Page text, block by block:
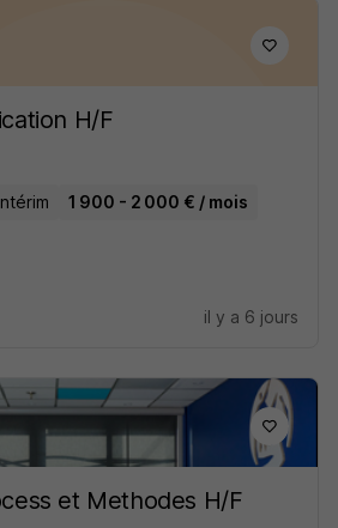
H/F
1 900 - 2 000 € / mois
il y a 6 jours
et Methodes H/F